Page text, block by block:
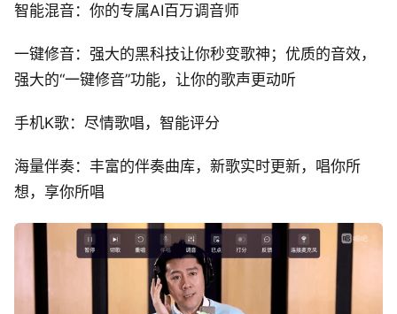
智能混音：你的专属AI百万调音师
一键修音：强大的黑科技让你秒变歌神；优质的音效，
强大的“一键修音”功能，让你的歌声更动听
手机K歌：尽情歌唱，智能评分
海量伴奏：丰富的伴奏曲库，新歌实时更新，唱你所
想，享你所唱